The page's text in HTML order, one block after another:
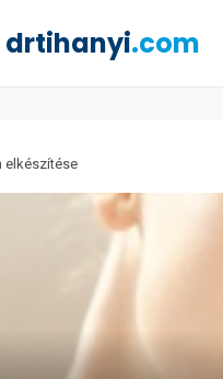
drtihanyi.com
elkészítése